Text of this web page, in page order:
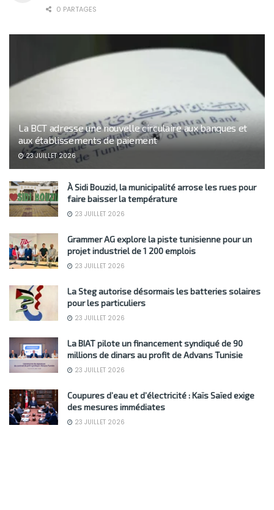
0 PARTAGES
La BCT adresse une nouvelle circulaire aux banques et
aux établissements de paiement
23 JUILLET 2026
À Sidi Bouzid, la municipalité arrose les rues pour
faire baisser la température
23 JUILLET 2026
Grammer AG explore la piste tunisienne pour un
projet industriel de 1 200 emplois
23 JUILLET 2026
La Steg autorise désormais les batteries solaires
pour les particuliers
23 JUILLET 2026
La BIAT pilote un financement syndiqué de 90
millions de dinars au profit de Advans Tunisie
23 JUILLET 2026
Coupures d’eau et d’électricité : Kaïs Saïed exige
des mesures immédiates
23 JUILLET 2026